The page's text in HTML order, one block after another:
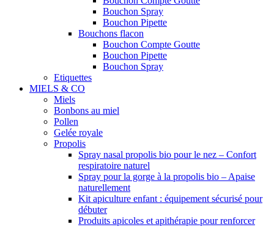
Bouchon Spray
Bouchon Pipette
Bouchons flacon
Bouchon Compte Goutte
Bouchon Pipette
Bouchon Spray
Etiquettes
MIELS & CO
Miels
Bonbons au miel
Pollen
Gelée royale
Propolis
Spray nasal propolis bio pour le nez – Confort
respiratoire naturel
Spray pour la gorge à la propolis bio – Apaise
naturellement
Kit apiculture enfant : équipement sécurisé pour
débuter
Produits apicoles et apithérapie pour renforcer